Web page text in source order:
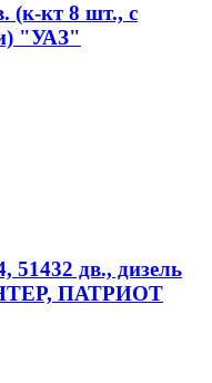
(к-кт 8 шт., с
"УАЗ"
51432 дв., дизель
ПАТРИОТ